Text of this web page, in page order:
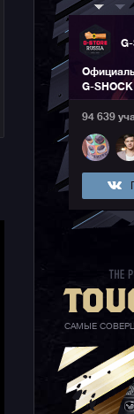
G-
94 639
САМЫЕ